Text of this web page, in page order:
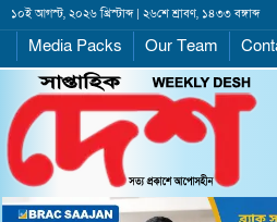
১০ই আগস্ট, ২০২৬ খ্রিস্টাব্দ | ২৬শে শ্রাবণ, ১৪৩৩ বঙ্গাব্দ
Media Packs Our Team